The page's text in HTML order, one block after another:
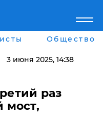
Общество
3 июня 2025, 14:38
раз
мост,